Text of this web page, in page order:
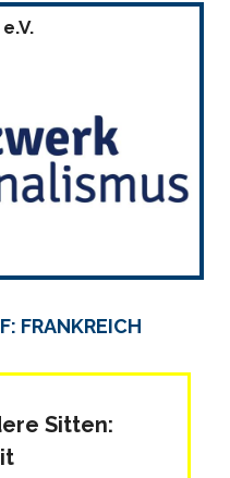
FRANKREICH
Sitten: